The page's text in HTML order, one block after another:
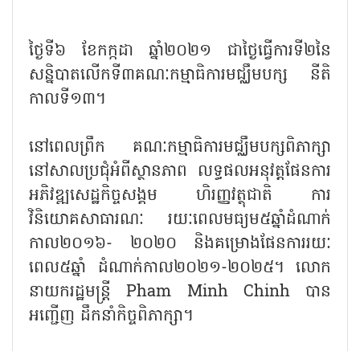
ថ្ងៃទី៦ ខែកក្កដា ឆ្នាំ២០២១ ជាថ្ងៃធ្វើការទី២នៃ
សន្និបាតលើកទី៣គណៈកម្មាធិការមជ្ឈឹមបក្ស នីតិ
កាលទី១៣។
នៅពេលព្រឹក គណៈកម្មាធិការមជ្ឈឹមបក្សពិភាក្សា
នៅសាលប្រជុំអំពីស្ថានភាព លទ្ធផលអនុវត្តផែនការ
អភិវឌ្ឍសេដ្ឋកិច្ចសង្គម ហិរញ្ញវត្ថុជាតិ ការ
វិនិយោគសាធារណៈ រយៈពេលមធ្យម៥ឆ្នាំដំណាក់
កាល២០១៦- ២០២០ និងគម្រោងផែនការរយៈ
ពេល៥ឆ្នាំ ដំណាក់កាល២០២១-២០២៥។ លោក
នាយករដ្ឋមន្រ្តី Pham Minh Chinh បាន
អញ្ជើញ ដឹកនាំកិច្ចពិភាក្សា។